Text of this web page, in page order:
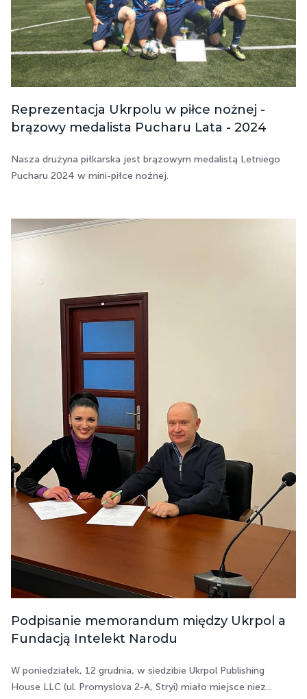
Reprezentacja Ukrpolu w piłce nożnej -
brązowy medalista Pucharu Lata - 2024
Nasza drużyna piłkarska jest brązowym medalistą Letniego
Pucharu 2024 w mini-piłce nożnej.
Podpisanie memorandum między Ukrpol a
Fundacją Intelekt Narodu
W poniedziałek, 12 grudnia, w siedzibie Ukrpol Publishing
House LLC (ul. Promyslova 2-A, Stryi) miało miejsce niez...